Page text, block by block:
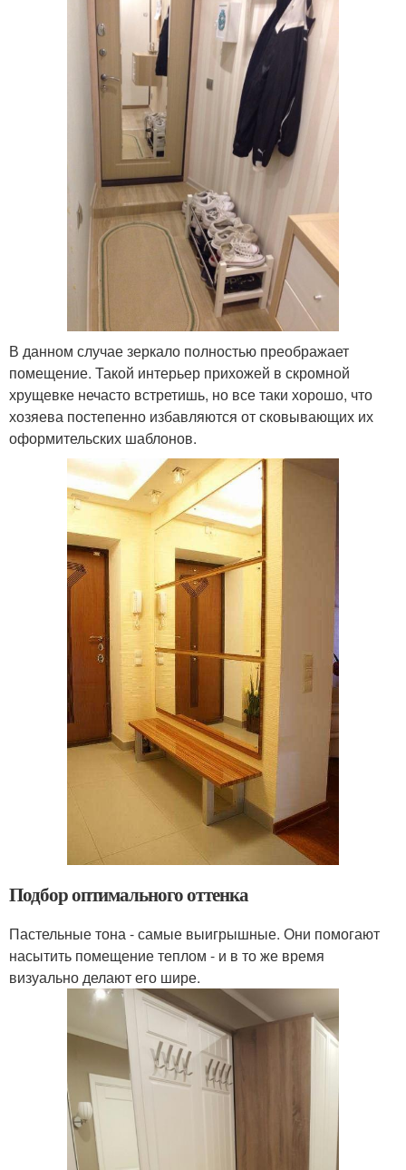
В данном случае зеркало полностью преображает
помещение. Такой интерьер прихожей в скромной
хрущевке нечасто встретишь, но все таки хорошо, что
хозяева постепенно избавляются от сковывающих их
оформительских шаблонов.
Подбор оптимального оттенка
Пастельные тона - самые выигрышные. Они помогают
насытить помещение теплом - и в то же время
визуально делают его шире.